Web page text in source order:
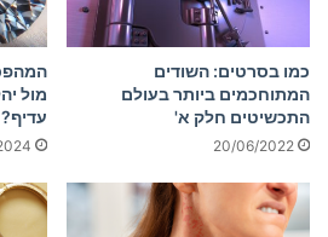
כמו בסרטים: השודים
המתוחכמים ביותר בעולם
התכשיטים חלק א'
20/06/2022
מול
עדיף?